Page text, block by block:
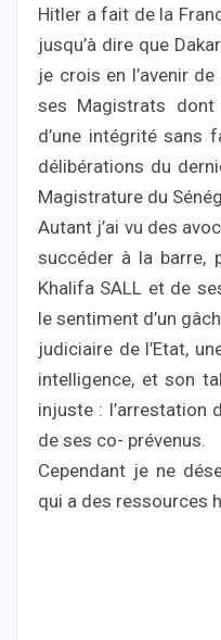
Hitler a fait de la
jusqu’à dire que
je crois en l’avenir
ses Magistrats
d’une intégrité sans
délibérations du
Magistrature du
Autant j’ai vu des
succéder à la barre,
Khalifa SALL et de
le sentiment d’un
judiciaire de l’Etat,
intelligence, et son
injuste : l’arrestation
de ses co- prévenus.
Cependant je ne
qui a des ressources